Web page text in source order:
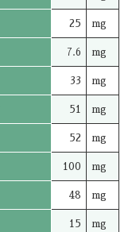
25 mg
7.6 mg
33 mg
51 mg
52 mg
100 mg
48 mg
15 mg